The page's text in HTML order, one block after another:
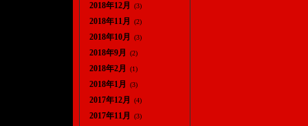
2018年12月 (3)
2018年11月 (2)
2018年10月 (3)
2018年9月 (2)
2018年2月 (1)
2018年1月 (3)
2017年12月 (4)
2017年11月 (3)